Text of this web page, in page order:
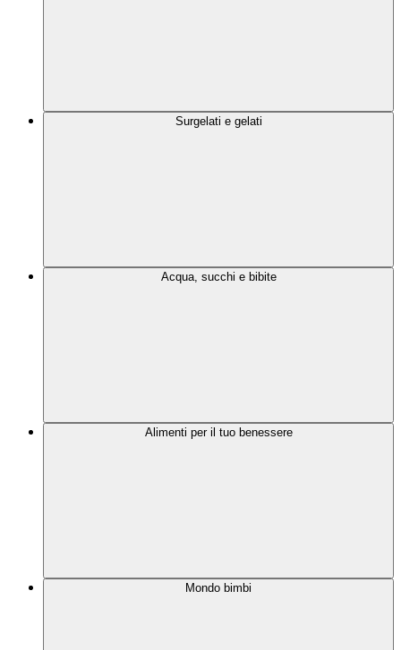
Surgelati e gelati
Acqua, succhi e bibite
Alimenti per il tuo benessere
Mondo bimbi